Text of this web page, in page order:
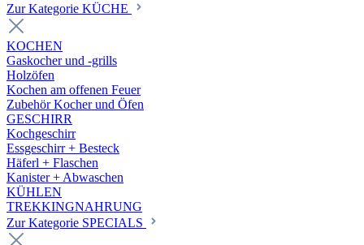
Zur Kategorie KÜCHE
KOCHEN
Gaskocher und -grills
Holzöfen
Kochen am offenen Feuer
Zubehör Kocher und Öfen
GESCHIRR
Kochgeschirr
Essgeschirr + Besteck
Häferl + Flaschen
Kanister + Abwaschen
KÜHLEN
TREKKINGNAHRUNG
Zur Kategorie SPECIALS